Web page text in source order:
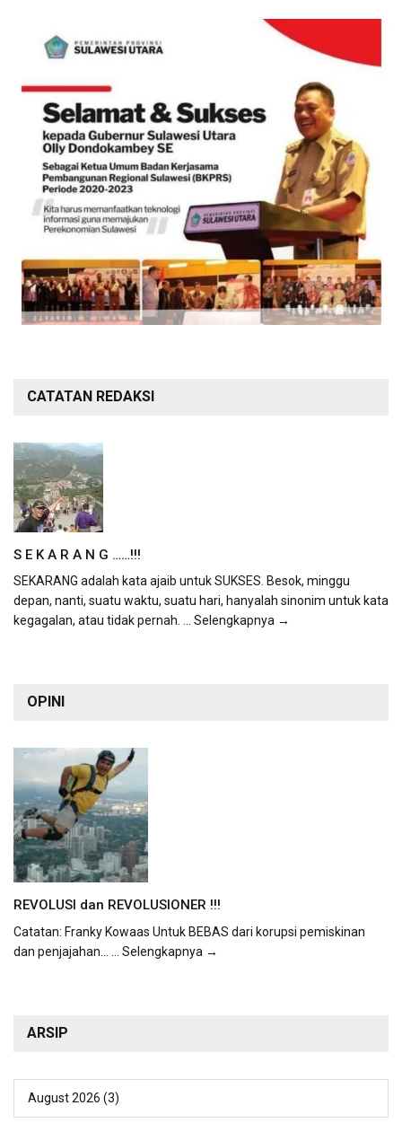
CATATAN REDAKSI
S E K A R A N G ……!!!
SEKARANG adalah kata ajaib untuk SUKSES. Besok, minggu
depan, nanti, suatu waktu, suatu hari, hanyalah sinonim untuk kata
kegagalan, atau tidak pernah. ... Selengkapnya →
OPINI
REVOLUSI dan REVOLUSIONER !!!
Catatan: Franky Kowaas Untuk BEBAS dari korupsi pemiskinan
dan penjajahan...
... Selengkapnya →
ARSIP
August 2026 (3)